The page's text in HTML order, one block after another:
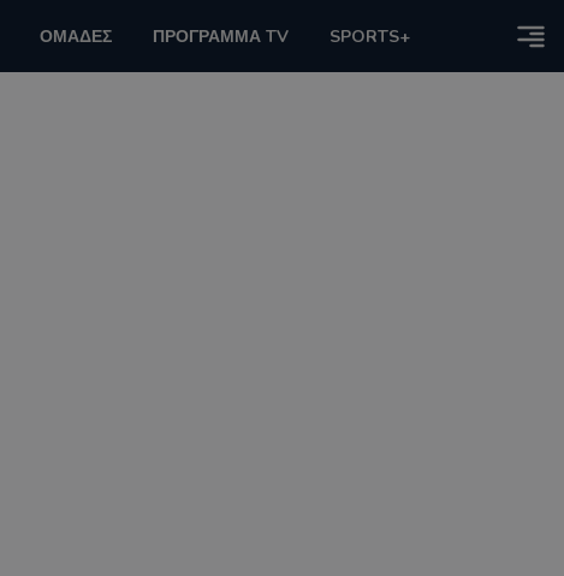
ΟΜΑΔΕΣ ΠΡΟΓΡΑΜΜΑ TV SPORTS+